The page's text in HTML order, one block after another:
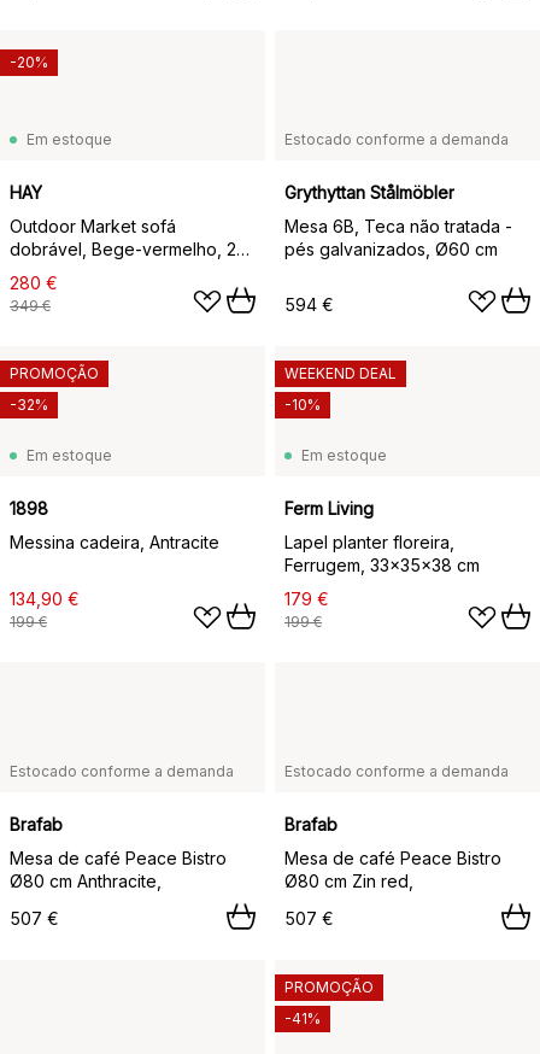
Em estoque
HAY
Outdoor Market sofá
dobrável, Bege-vermelho, 2
lugares
280 €
349 €
-20%
Estocado conforme a demanda
Grythyttan Stålmöbler
Mesa 6B, Teca não tratada -
pés galvanizados, Ø60 cm
594 €
Em estoque
1898
Messina cadeira, Antracite
134,90 €
199 €
PROMOÇÃO
-32%
Em estoque
Ferm Living
Lapel planter floreira,
Ferrugem, 33x35x38 cm
179 €
199 €
WEEKEND DEAL
-10%
Estocado conforme a demanda
Brafab
Mesa de café Peace Bistro
Ø80 cm Anthracite,
507 €
Estocado conforme a demanda
Brafab
Mesa de café Peace Bistro
Ø80 cm Zin red,
507 €
PROMOÇÃO
-41%